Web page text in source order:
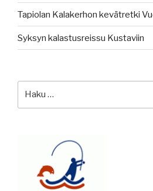
Tapiolan Kalakerhon kevätretki
Syksyn kalastusreissu Kustaviin